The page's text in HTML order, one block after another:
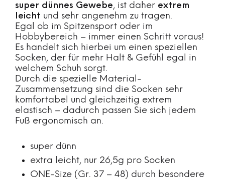
super dünnes Gewebe, ist daher extrem
leicht und sehr angenehm zu tragen.
Egal ob im Spitzensport oder im
Hobbybereich – immer einen Schritt voraus!
Es handelt sich hierbei um einen speziellen
Socken, der für mehr Halt & Gefühl egal in
welchem Schuh sorgt.
Durch die spezielle Material-
Zusammensetzung sind die Socken sehr
komfortabel und gleichzeitig extrem
elastisch – dadurch passen Sie sich jedem
Fuß ergonomisch an.
super dünn
extra leicht, nur 26,5g pro Socken
ONE-Size (Gr. 37 – 48) durch besondere